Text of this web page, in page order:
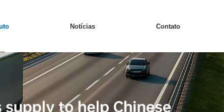
Notícias Contato